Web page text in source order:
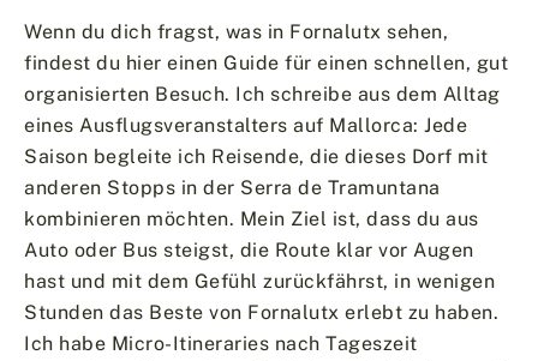
Wenn du dich fragst, was in Fornalutx sehen,
findest du hier einen Guide für einen schnellen, gut
organisierten Besuch. Ich schreibe aus dem Alltag
eines Ausflugsveranstalters auf Mallorca: Jede
Saison begleite ich Reisende, die dieses Dorf mit
anderen Stopps in der Serra de Tramuntana
kombinieren möchten. Mein Ziel ist, dass du aus
Auto oder Bus steigst, die Route klar vor Augen
hast und mit dem Gefühl zurückfährst, in wenigen
Stunden das Beste von Fornalutx erlebt zu haben.
Ich habe Micro-Itineraries nach Tageszeit